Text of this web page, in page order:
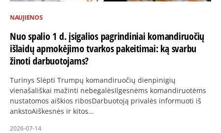
NAUJIENOS
Nuo spalio 1 d. įsigalios pagrindiniai komandiruočių
išlaidų apmokėjimo tvarkos pakeitimai: ką svarbu
žinoti darbuotojams?
Turinys Slėpti Trumpų komandiruočių dienpinigių
vienašališkai mažinti nebegalėsIlgesnėms komandiruotėms
nustatomos aiškios ribosDarbuotoją privalės informuoti iš
ankstoAiškesnės ir kitos…
2026-07-14